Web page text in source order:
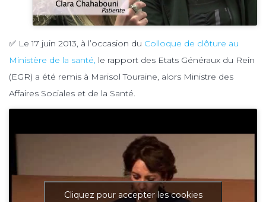
✅ Le 17 juin 2013, à l’occasion du Colloque de clôture au
Ministère de la santé, le rapport des Etats Généraux du Rein
(EGR) a été remis à Marisol Touraine, alors Ministre des
Affaires Sociales et de la Santé.
Cliquez pour accepter les cookies